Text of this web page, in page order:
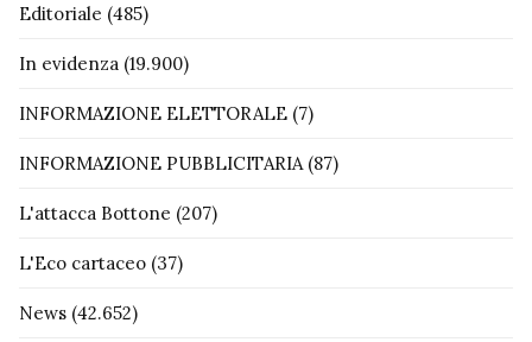
Editoriale (485)
In evidenza (19.900)
INFORMAZIONE ELETTORALE (7)
INFORMAZIONE PUBBLICITARIA (87)
L'attacca Bottone (207)
L'Eco cartaceo (37)
News (42.652)